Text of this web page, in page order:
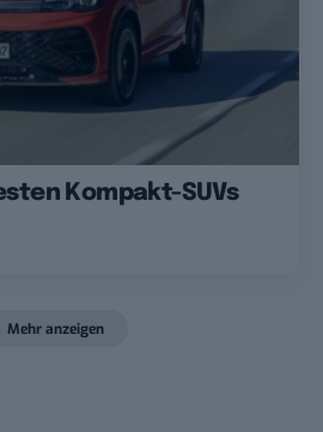
Kompakt-SUVs
Mehr anzeigen